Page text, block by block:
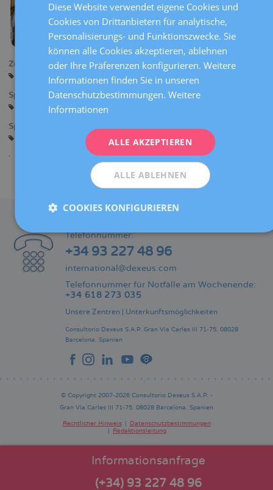
Zentren:
Barcelona
Sprachen:
Spanisch
Spezialitäten:
Wachen im Kreißsaal
Informationsanfrage
(+34) 93 227 48 96
Telefonnummer:
+34 93 227 48 96
international@dexeus.com
Telefonnummer für Notfälle am Wochenende:
+34 618 273 035
Unsere Zentren | Unterkunftsmöglichkeiten
Consultorio Dexeus S.A.P. Gran Via Carles III 71-75. 08028
Barcelona. Spanien
© Copyright 2007-2026 Consultorio Dexeus S.A.P. -
Gran Via Carles III 71-75. 08028 Barcelona. Spanien
de
Rechtlicher Hinweis
Datenschutzbestimmungen
Redaktionsleitung
CATALÀ
DEUTSCH
Diese Website verwendet eigene Cookies und
Cookies von Drittanbietern für analytische,
Personalisierungs- und Funktionszwecke. Sie
können alle Cookies akzeptieren, ablehnen
oder Ihre Präferenzen konfigurieren. Weitere
Informationen finden Sie in unseren
Datenschutzbestimmungen. Weitere
Informationen
ALLE AKZEPTIEREN
ALLE ABLEHNEN
COOKIES KONFIGURIEREN